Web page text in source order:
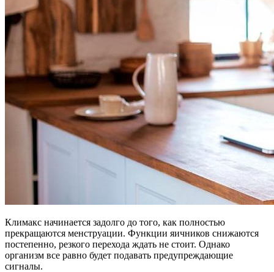
Климакс начинается задолго до того, как полностью
прекращаются менструации. Функции яичников снижаются
постепенно, резкого перехода ждать не стоит. Однако
организм все равно будет подавать предупреждающие
сигналы.